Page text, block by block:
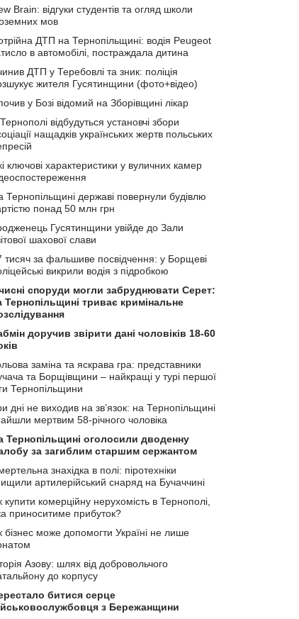
Brain: відгуки студентів та огляд школи
мов
ДТП на Тернопільщині: водія Peugeot
в автомобілі, постраждала дитина
ДТП у Теребовлі та зник: поліція
жителя Гусятинщини (фото+відео)
у Бозі відомий на Зборівщині лікар
відбудуться установчі збори
нащадків українських жертв польських
ключові характеристики у вуличних камер
Тернопільщині державі повернули будівлю
понад 50 млн грн
Гусятинщини увійде до Зали
шахової слави
тисяч за фальшиве посвідчення: у Борщеві
викрили водія з підробкою
споруди могли забруднювати Серет:
Тернопільщині триває кримінальне
доручив звірити дані чоловіків 18-60
заміна та яскрава гра: представники
та Борщівщини – найкращі у турі першої
Тернопільщини
дні не виходив на зв’язок: на Тернопільщині
мертвим 58-річного чоловіка
Тернопільщині оголосили дводенну
за загиблим старшим сержантом
знахідка в полі: піротехніки
артилерійський снаряд на Бучаччині
купити комерційну нерухомість в Тернополі,
приноситиме прибуток?
бізнес може допомогти Україні не лише
Азову: шлях від добровольчого
до корпусу
битися серце
з Бережанщини